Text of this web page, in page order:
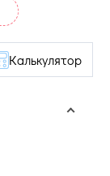
Калькулятор